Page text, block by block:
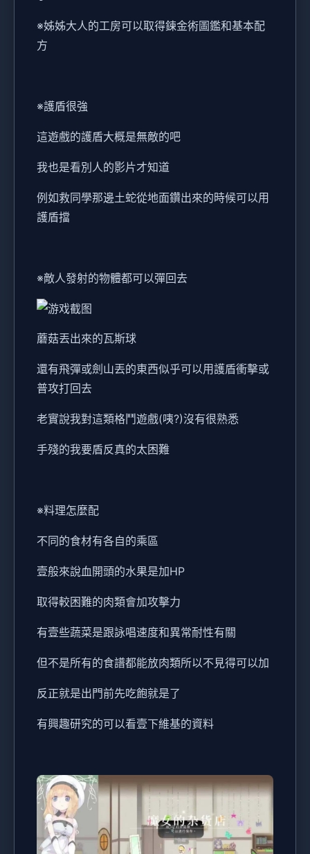
※姊姊大人的工房可以取得鍊金術圖鑑和基本配
方
※護盾很強
這遊戲的護盾大概是無敵的吧
我也是看別人的影片才知道
例如救同學那邊土蛇從地面鑽出來的時候可以用
護盾擋
※敵人發射的物體都可以彈回去
蘑菇丟出來的瓦斯球
還有飛彈或劍山丟的東西似乎可以用護盾衝擊或
普攻打回去
老實說我對這類格鬥遊戲(咦?)沒有很熟悉
手殘的我要盾反真的太困難
※料理怎麼配
不同的食材有各自的乘區
壹般來說血開頭的水果是加HP
取得較困難的肉類會加攻擊力
有壹些蔬菜是跟詠唱速度和異常耐性有關
但不是所有的食譜都能放肉類所以不見得可以加
反正就是出門前先吃飽就是了
有興趣研究的可以看壹下維基的資料